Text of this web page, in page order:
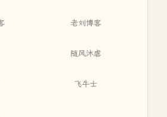
老刘博客
随风沐虐
飞牛士